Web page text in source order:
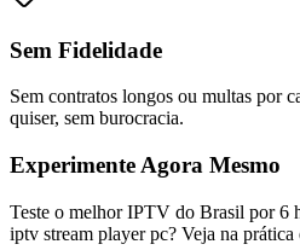
Sem Fidelidade
Sem contratos longos ou multas por
quiser, sem burocracia.
Experimente Agora Mesmo
Teste o melhor IPTV do Brasil por 6
iptv stream player pc? Veja na